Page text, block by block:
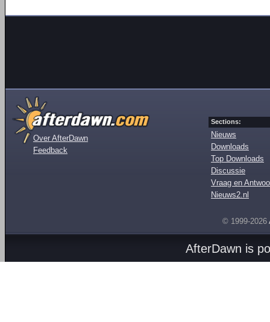
Over AfterDawn
Feedback
Sections:
Nieuws
Downloads
Top Downloads
Discussie
Vraag en
Nieuws2.nl
© 1999-2026
AfterDawn is